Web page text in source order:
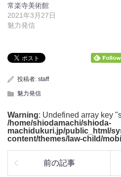
常楽寺美術館
2021年3月27日
魅力発信
投稿者: staff
魅力発信
Warning: Undefined array key
/home/shiodamachi/shioda-
machidukuri.jp/public_html/
content/themes/law-child/
前の記事